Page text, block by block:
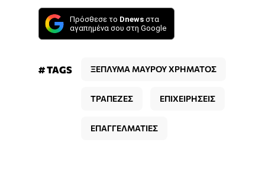
Πρόσθεσε το Dnews στα
αγαπημένα σου στη Google
# TAGS ΞΕΠΛΥΜΑ ΜΑΥΡΟΥ ΧΡΗΜΑΤΟΣ
ΤΡΑΠΕΖΕΣ ΕΠΙΧΕΙΡΗΣΕΙΣ
ΕΠΑΓΓΕΛΜΑΤΙΕΣ